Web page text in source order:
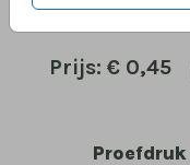
oker 12,5 x 14
Prijs: € 0,45
Proefdruk